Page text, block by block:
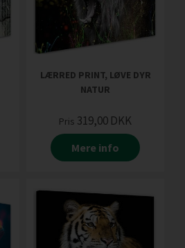
LÆRRED PRINT, LØVE DYR
NATUR
Pris 319,00 DKK
Mere info